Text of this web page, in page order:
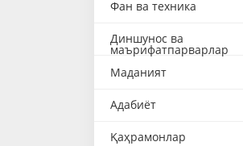
Фан ва техника
Диншунос ва
маърифатпарварлар
Маданият
Адабиёт
Қаҳрамонлар